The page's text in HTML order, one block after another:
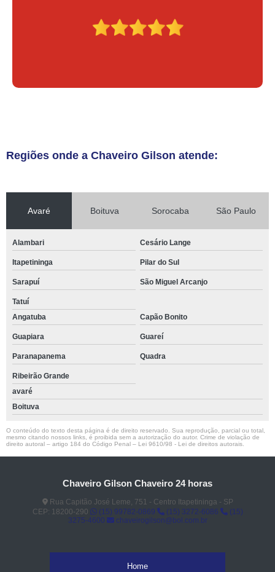
Regiões onde a Chaveiro Gilson atende:
Avaré Boituva Sorocaba São Paulo
Alambari Cesário Lange
Itapetininga Pilar do Sul
Sarapuí São Miguel Arcanjo
Tatuí
Angatuba
Capão Bonito
Guapiara Guareí
Paranapanema Quadra
Ribeirão Grande
avaré
Boituva
O conteúdo do texto desta página é de direito reservado. Sua reprodução, parcial ou total,
mesmo citando nossos links, é proibida sem a autorização do autor. Crime de violação de
direito autoral – artigo 184 do Código Penal – Lei 9610/98 - Lei de direitos autorais
Chaveiro Gilson Chaveiro 24 horas
Rua Capitão José Leme, 751 - Centro Itapetininga - SP
CEP: 18200-290
(15) 99782-0869 (15) 3272-6086
(15)
3275-4600
chaveirogilson@bol.com.br
Home